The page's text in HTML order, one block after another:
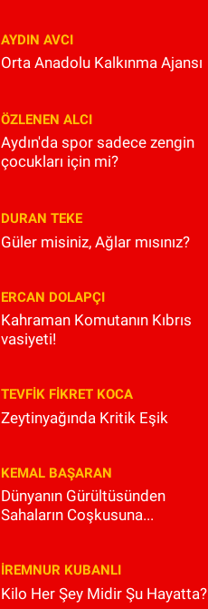
AYDIN AVCI
Orta Anadolu Kalkınma Ajansı
ÖZLENEN ALCI
Aydın'da spor sadece zengin
çocukları için mi?
DURAN TEKE
Güler misiniz, Ağlar mısınız?
ERCAN DOLAPÇI
Kahraman Komutanın Kıbrıs
vasiyeti!
TEVFIK FIKRET KOCA
Zeytinyağında Kritik Eşik
KEMAL BAŞARAN
Dünyanın Gürültüsünden
Sahaların Coşkusuna...
İREMNUR KUBANLI
Kilo Her Şey Midir Şu Hayatta?